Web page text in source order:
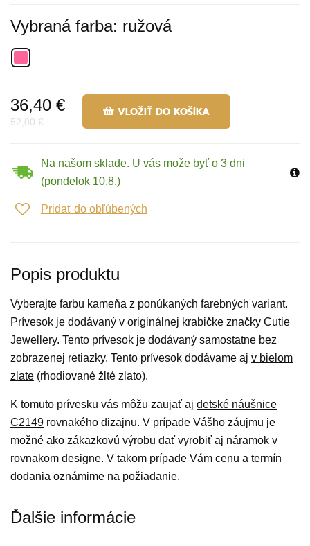
Vybraná farba: ružová
36,40 €
52,00 €
VLOŽIŤ DO KOŠÍKA
Na našom sklade. U vás može byť o 3 dni
(pondelok 10.8.)
Pridať do obľúbených
Popis produktu
Vyberajte farbu kameňa z ponúkaných farebných variant.
Prívesok je dodávaný v originálnej krabičke značky Cutie
Jewellery. Tento prívesok je dodávaný samostatne bez
zobrazenej retiazky. Tento prívesok dodávame aj v bielom
zlate (rhodiované žlté zlato).
K tomuto prívesku vás môžu zaujať aj detské náušnice
C2149 rovnakého dizajnu. V prípade Vášho záujmu je
možné ako zákazkovú výrobu dať vyrobiť aj náramok v
rovnakom designe. V takom prípade Vám cenu a termín
dodania oznámime na požiadanie.
Ďalšie informácie